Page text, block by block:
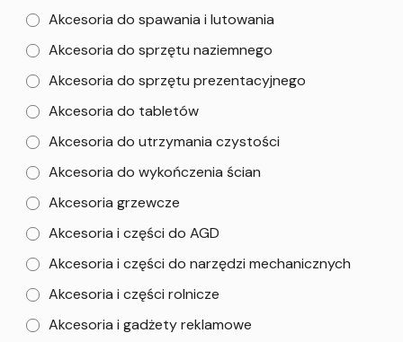
Akcesoria do spawania i lutowania
Akcesoria do sprzętu naziemnego
Akcesoria do sprzętu prezentacyjnego
Akcesoria do tabletów
Akcesoria do utrzymania czystości
Akcesoria do wykończenia ścian
Akcesoria grzewcze
Akcesoria i części do AGD
Akcesoria i części do narzędzi mechanicznych
Akcesoria i części rolnicze
Akcesoria i gadżety reklamowe